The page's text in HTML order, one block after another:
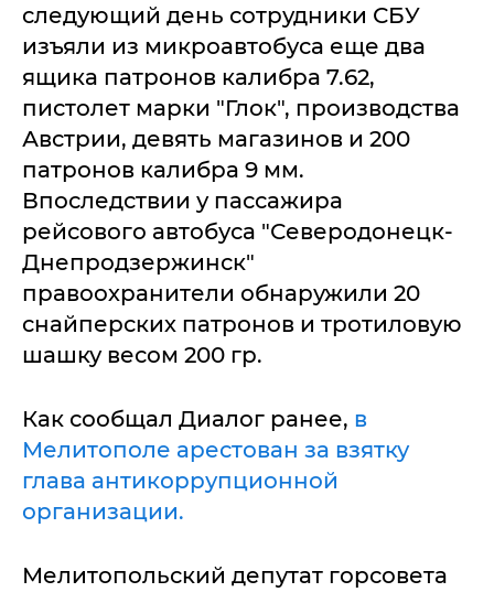
следующий день сотрудники СБУ
изъяли из микроавтобуса еще два
ящика патронов калибра 7.62,
пистолет марки "Глок", производства
Австрии, девять магазинов и 200
патронов калибра 9 мм.
Впоследствии у пассажира
рейсового автобуса "Северодонецк-
Днепродзержинск"
правоохранители обнаружили 20
снайперских патронов и тротиловую
шашку весом 200 гр.
Как сообщал Диалог ранее, в
Мелитополе арестован за взятку
глава антикоррупционной
организации.
Мелитопольский депутат горсовета